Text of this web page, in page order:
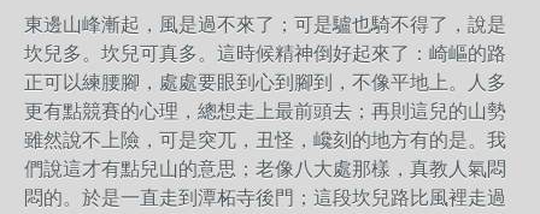
東邊山峰漸起，風是過不來了；可是驢也騎不得了，說是
坎兒多。坎兒可真多。這時候精神倒好起來了：崎嶇的路
正可以練腰腳，處處要眼到心到腳到，不像平地上。人多
更有點競賽的心理，總想走上最前頭去；再則這兒的山勢
雖然說不上險，可是突兀，丑怪，巉刻的地方有的是。我
們說這才有點兒山的意思；老像八大處那樣，真教人氣悶
悶的。於是一直走到潭柘寺後門；這段坎兒路比風裡走過